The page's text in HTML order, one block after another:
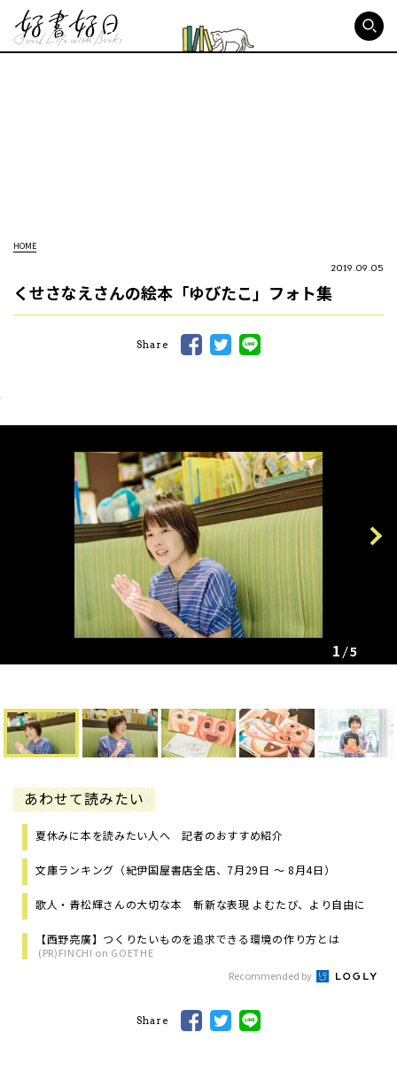
HOME
2019.09.05
くせさなえさんの絵本「ゆびたこ」フォト集
Share
Next
1 5
あわせて読みたい
夏休みに本を読みたい人へ 記者のおすすめ紹介
文庫ランキング（紀伊国屋書店全店、7月29日 ～ 8月4日）
歌人・青松輝さんの大切な本 斬新な表現 よむたび、より自由に
【西野亮廣】つくりたいものを追求できる環境の作り方とは
(PR)FINCHI on GOETHE
Recommended by
Share